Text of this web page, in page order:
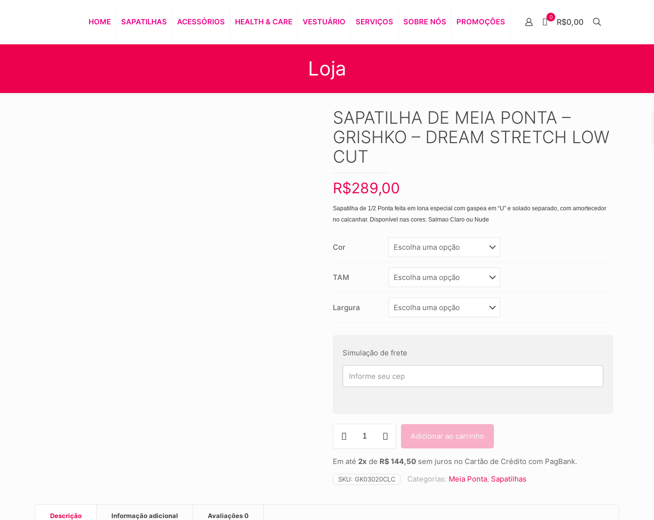
HOME SAPATILHAS ACESSÓRIOS HEALTH & CARE VESTUÁRIO SERVIÇOS SOBRE NÓS PROMOÇÕES 0 R$0,00
Loja
SAPATILHA DE MEIA PONTA –
GRISHKO – DREAM STRETCH LOW
CUT
R$289,00
Sapatilha de 1/2 Ponta feita em lona especial com gaspea em “U” e solado separado, com amortecedor
no calcanhar. Disponível nas cores: Salmao Claro ou Nude
Cor
TAM
Largura
Simulação de frete
DE
PONTA
GRISHKO
Adicionar ao carrinho
Em até 2x de R$ 144,50 sem juros no Cartão de Crédito com PagBank.
SKU: GK03020CLC Categorias: Meia Ponta, Sapatilhas
Descrição Informação adicional Avaliações0